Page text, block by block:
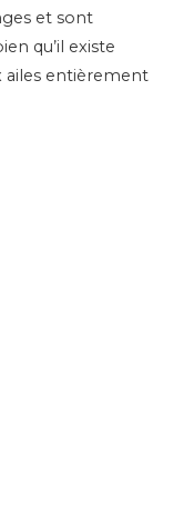
et sont
qu’il existe
ailes entièrement